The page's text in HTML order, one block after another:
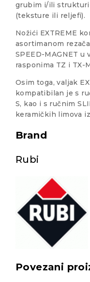
grubim i/ili
(teksture ili reljefi).
Nožići EXTREME
asortimanom
SPEED-MAGNET u
rasponima TZ i TX-
Osim toga, valjak
kompatibilan je s
S, kao i s ručnim
keramičkih limova
Brand
Rubi
Povezani